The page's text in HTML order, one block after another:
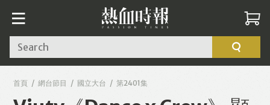
Search
首頁 網台節目 國立大台 第2401集